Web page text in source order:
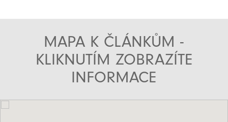
MAPA K ČLÁNKŮM -
KLIKNUTÍM ZOBRAZÍTE
INFORMACE